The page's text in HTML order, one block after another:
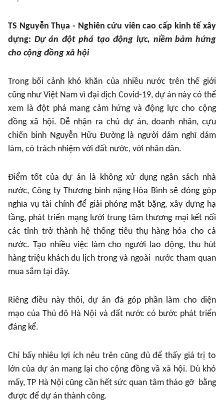
TS Nguyễn Thụa - Nghiên cứu viên cao cấp kinh tế xây
dựng: Dự án đột phá tạo động lực, niềm bảm hứng
cho cộng đồng xã hội
Trong bối cảnh khó khăn của nhiều nước trên thế giới
cũng như Việt Nam vì đại dịch Covid-19, dự án này có thể
xem là đột phá mang cảm hứng và động lực cho cộng
đồng xã hội. Dễ nhận ra chủ dự án, doanh nhân, cựu
chiến binh Nguyễn Hữu Đường là người dám nghĩ dám
làm, có trách nhiệm với đất nước, với nhân dân.
Điểm tốt của dự án là không xử dụng ngân sách nhà
nước, Công ty Thương binh nặng Hòa Bình sẽ đóng góp
nghĩa vụ tài chính để giải phóng mặt bặng, xây dựng hạ
tầng, phát triển mạng lưới trung tâm thương mại kết nối
các tỉnh trở thành hệ thống tiêu thụ hàng hóa cho cả
nước. Tạo nhiều việc làm cho người lao động, thu hút
hàng triệu khách du lịch trong và ngoài nước tham quan
mua sắm tại đây.
Riêng điều này thôi, dự án đã góp phần làm cho diện
mạo của Thủ đô Hà Nội và đất nước có bước phát triển
đáng kể.
Chỉ bấy nhiêu lợi ích nêu trên cũng đủ để thấy giá trị to
lớn của dự án mang lại cho cộng đồng vầ xã hội. Dù khó
mấy, TP Hà Nội cũng cần hết sức quan tâm tháo gỡ bằng
được để dự án thành công.